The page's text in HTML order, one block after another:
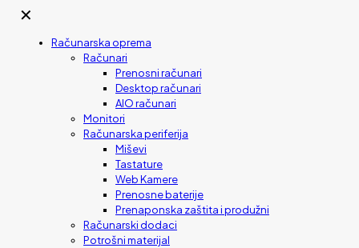
✕
Računarska oprema
Računari
Prenosni računari
Desktop računari
AIO računari
Monitori
Računarska periferija
Miševi
Tastature
Web Kamere
Prenosne baterije
Prenaponska zaštita i produžni
Računarski dodaci
Potrošni materijal